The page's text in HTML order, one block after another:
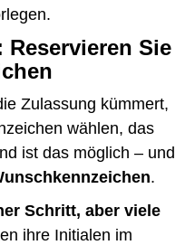
Sie
Zulassung kümmert,
wählen, das
ist das möglich – und
.
Schritt, aber viele
ihre Initialen im